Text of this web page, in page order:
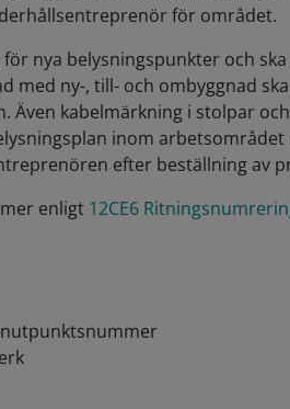
för området.
nya belysningspunkter och
ny-, till- och ombyggnad
kabelmärkning i stolpar
inom
efter beställning av
enligt 12CE6